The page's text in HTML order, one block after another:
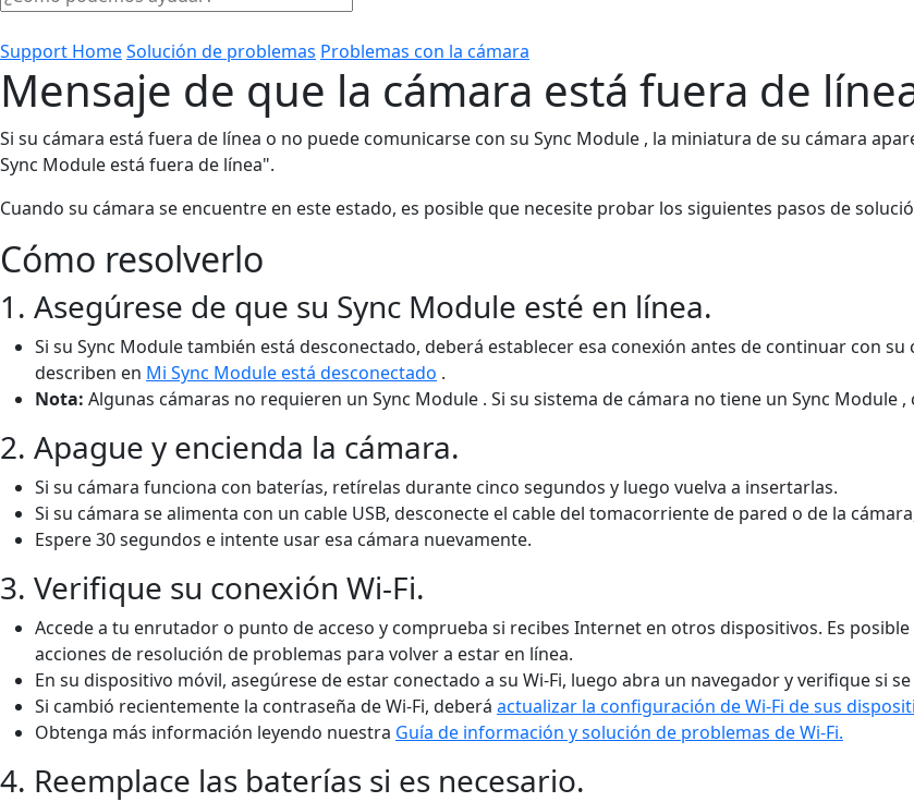
Support HomeSolución de problemas Problemas con la cámara
Mensaje de que la cámara está fuera de
Si su cámara está fuera de línea o no puede comunicarse con su Sync Module , la miniatura de su cámara
Sync Module está fuera de línea".
Cuando su cámara se encuentre en este estado, es posible que necesite probar los siguientes pasos de
Cómo resolverlo
1. Asegúrese de que su Sync Module esté en línea.
Si su Sync Module también está desconectado, deberá establecer esa conexión antes de continuar con
describen en Mi Sync Module está desconectado .
Nota: Algunas cámaras no requieren un Sync Module . Si su sistema de cámara no tiene un Sync Module
2. Apague y encienda la cámara.
Si su cámara funciona con baterías, retírelas durante cinco segundos y luego vuelva a insertarlas.
Si su cámara se alimenta con un cable USB, desconecte el cable del tomacorriente de pared o de la
Espere 30 segundos e intente usar esa cámara nuevamente.
3. Verifique su conexión Wi-Fi.
Accede a tu enrutador o punto de acceso y comprueba si recibes Internet en otros dispositivos. Es
acciones de resolución de problemas para volver a estar en línea.
En su dispositivo móvil, asegúrese de estar conectado a su Wi-Fi, luego abra un navegador y verifique si
Si cambió recientemente la contraseña de Wi-Fi, deberá actualizar la configuración de Wi-Fi de sus
Obtenga más información leyendo nuestra Guía de información y solución de problemas de Wi-Fi.
4. Reemplace las baterías si es necesario.